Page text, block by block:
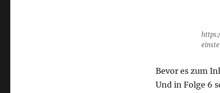
Bevor es zum
Und in Folge 6